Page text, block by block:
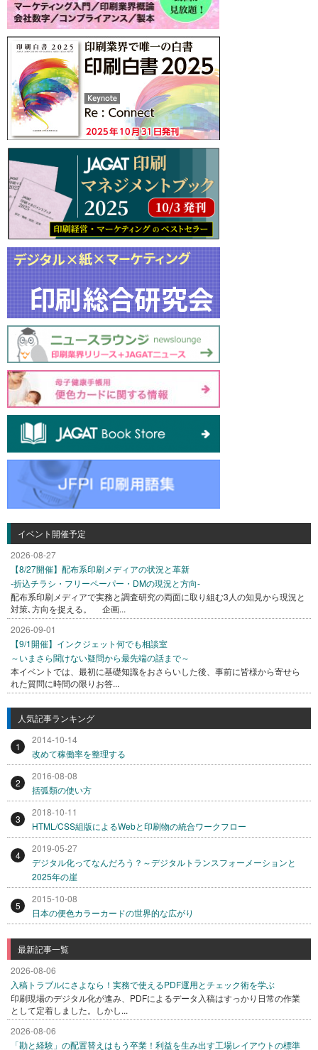
イベント開催予定
2026-08-27
【8/27開催】配布系印刷メディアの状況と革新
-折込チラシ・フリーペーパー・DMの現況と方向-
配布系印刷メディアで実務と調査研究の両面に取り組む3人の知見から現況と
対策､方向を捉える。 企画...
2026-09-01
【9/1開催】インクジェット何でも相談室
～いまさら聞けない疑問から最先端の話まで～
本イベントでは、最初に基礎知識をおさらいした後、事前に皆様から寄せら
れた質問に時間の限りお答...
人気記事ランキング
1
2014-10-14
改めて稼働率を整理する
2
2016-08-08
括弧類の使い方
3
2018-10-11
HTML/CSS組版によるWebと印刷物の統合ワークフロー
4
2019-05-27
デジタル化ってなんだろう？～デジタルトランスフォーメーションと
2025年の崖
5
2015-10-08
日本の便色カラーカードの世界的な広がり
最新記事一覧
2026-08-06
入稿トラブルにさよなら！実務で使えるPDF運用とチェック術を学ぶ
印刷現場のデジタル化が進み、PDFによるデータ入稿はすっかり日常の作業
として定着しました。しかし...
2026-08-06
「勘と経験」の配置替えはもう卒業！利益を生み出す工場レイアウトの標準